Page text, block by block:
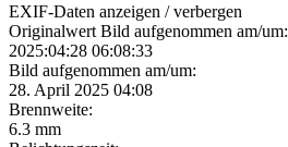
EXIF-Daten anzeigen / verbergen
Originalwert Bild aufgenommen am/um:
2025:04:28 06:08:33
Bild aufgenommen am/um:
28. April 2025 04:08
Brennweite:
6.3 mm